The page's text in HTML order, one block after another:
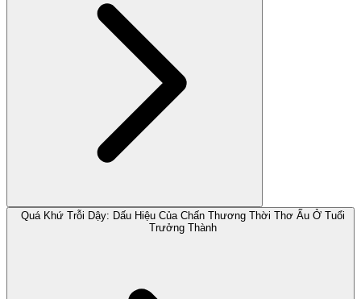
Quá Khứ Trỗi Dậy: Dấu Hiệu Của Chấn Thương Thời Thơ Ấu Ở Tuổi
Trưởng Thành